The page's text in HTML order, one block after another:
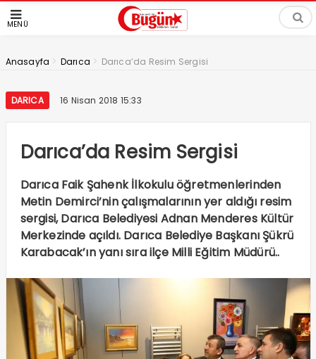
MENÜ
Anasayfa > Darıca > Darıca’da Resim Sergisi
DARICA 16 Nisan 2018 15:33
Darıca’da Resim Sergisi
Darıca Faik Şahenk İlkokulu öğretmenlerinden
Metin Demirci’nin çalışmalarının yer aldığı resim
sergisi, Darıca Belediyesi Adnan Menderes Kültür
Merkezinde açıldı. Darıca Belediye Başkanı Şükrü
Karabacak’ın yanı sıra ilçe Milli Eğitim Müdürü..